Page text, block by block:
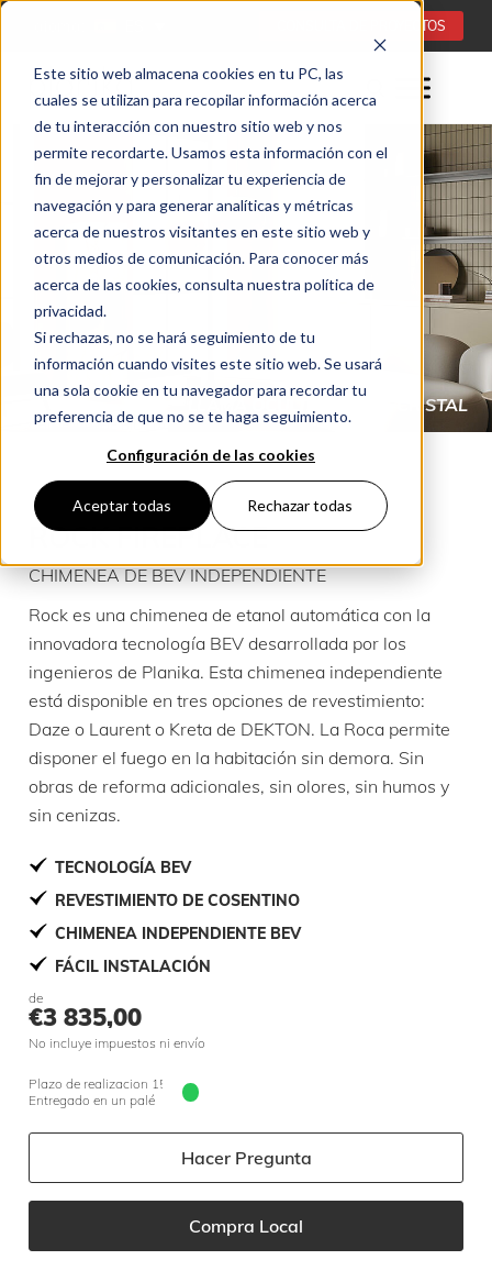
Este sitio web almacena cookies en tu PC, las
cuales se utilizan para recopilar información acerca
de tu interacción con nuestro sitio web y nos
permite recordarte. Usamos esta información con el
fin de mejorar y personalizar tu experiencia de
navegación y para generar analíticas y métricas
acerca de nuestros visitantes en este sitio web y
otros medios de comunicación. Para conocer más
acerca de las cookies, consulta nuestra política de
privacidad.
Si rechazas, no se hará seguimiento de tu
información cuando visites este sitio web. Se usará
una sola cookie en tu navegador para recordar tu
preferencia de que no se te haga seguimiento.
Configuración de las cookies
Aceptar todas Rechazar todas
CONSULTA DE PROYECTOS
LLAMA OCULTA TRAS EL CRISTAL
CHIMENAS DE BIOETANOL DE INTERIOR (ES) ROCK FIREPLACE ES
ROCK FIREPLACE
CHIMENEA DE BEV INDEPENDIENTE
Rock es una chimenea de etanol automática con la
innovadora tecnología BEV desarrollada por los
ingenieros de Planika. Esta chimenea independiente
está disponible en tres opciones de revestimiento:
Daze o Laurent o Kreta de DEKTON. La Roca permite
disponer el fuego en la habitación sin demora. Sin
obras de reforma adicionales, sin olores, sin humos y
sin cenizas.
TECNOLOGÍA BEV
REVESTIMIENTO DE COSENTINO
CHIMENEA INDEPENDIENTE BEV
FÁCIL INSTALACIÓN
de
€3 835,00
No incluye impuestos ni envío
Plazo de realizacion 15 jours
Entregado en un palé
Hacer Pregunta
Compra Local